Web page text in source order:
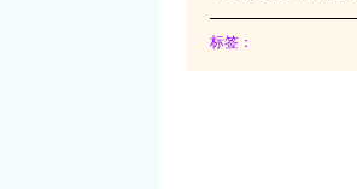
标签：